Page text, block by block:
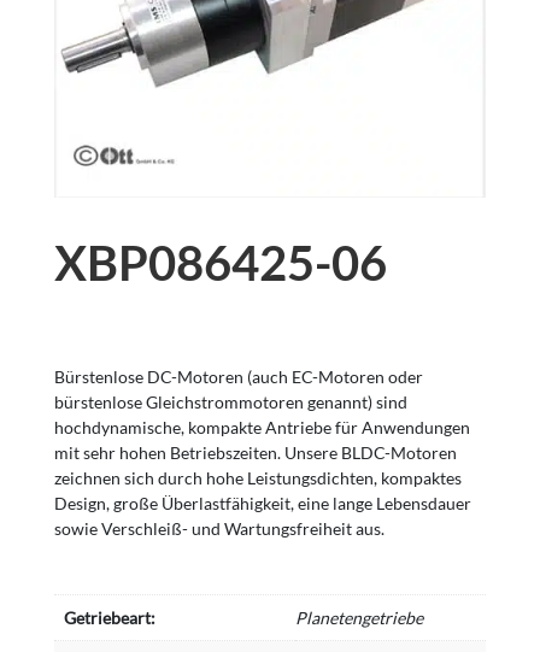
XBP086425-06
Bürstenlose DC-Motoren (auch EC-Motoren oder
bürstenlose Gleichstrommotoren genannt) sind
hochdynamische, kompakte Antriebe für Anwendungen
mit sehr hohen Betriebszeiten. Unsere BLDC-Motoren
zeichnen sich durch hohe Leistungsdichten, kompaktes
Design, große Überlastfähigkeit, eine lange Lebensdauer
sowie Verschleiß- und Wartungsfreiheit aus.
Getriebeart: Planetengetriebe